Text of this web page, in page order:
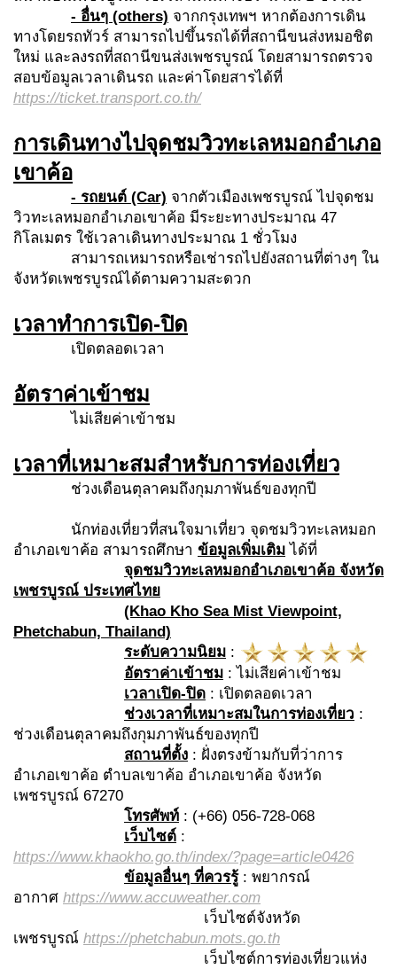
- อื่นๆ (others) จากกรุงเทพฯ หากต้องการเดิน
ทางโดยรถทัวร์ สามารถไปขึ้นรถได้ที่สถานีขนส่งหมอชิต
ใหม่ และลงรถที่สถานีขนส่งเพชรบูรณ์ โดยสามารถตรวจ
สอบข้อมูลเวลาเดินรถ และค่าโดยสารได้ที่
https://ticket.transport.co.th/
การเดินทางไปจุดชมวิวทะเลหมอกอำเภอ
เขาค้อ
- รถยนต์ (Car) จากตัวเมืองเพชรบูรณ์ ไปจุดชม
วิวทะเลหมอกอำเภอเขาค้อ มีระยะทางประมาณ 47
กิโลเมตร ใช้เวลาเดินทางประมาณ 1 ชั่วโมง
สามารถเหมารถหรือเช่ารถไปยังสถานที่ต่างๆ ใน
จังหวัดเพชรบูรณ์ได้ตามความสะดวก
เวลาทำการเปิด-ปิด
เปิดตลอดเวลา
อัตราค่าเข้าชม
ไม่เสียค่าเข้าชม
เวลาที่เหมาะสมสำหรับการท่องเที่ยว
ช่วงเดือนตุลาคมถึงกุมภาพันธ์ของทุกปี
นักท่องเที่ยวที่สนใจมาเที่ยว จุดชมวิวทะเลหมอก
อำเภอเขาค้อ สามารถศึกษา ข้อมูลเพิ่มเติม ได้ที่
จุดชมวิวทะเลหมอกอำเภอเขาค้อ จังหวัด
เพชรบูรณ์ ประเทศไทย
(Khao Kho Sea Mist Viewpoint,
Phetchabun, Thailand)
ระดับความนิยม :
อัตราค่าเข้าชม : ไม่เสียค่าเข้าชม
เวลาเปิด-ปิด : เปิดตลอดเวลา
ช่วงเวลาที่เหมาะสมในการท่องเที่ยว :
ช่วงเดือนตุลาคมถึงกุมภาพันธ์ของทุกปี
สถานที่ตั้ง : ฝั่งตรงข้ามกับที่ว่าการ
อำเภอเขาค้อ ตำบลเขาค้อ อำเภอเขาค้อ จังหวัด
เพชรบูรณ์ 67270
โทรศัพท์ : (+66) 056-728-068
เว็บไซต์ :
https://www.khaokho.go.th/index/?page=article0426
ข้อมูลอื่นๆ ที่ควรรู้: พยากรณ์
อากาศ https://www.accuweather.com
เว็บไซต์จังหวัด
เพชรบูรณ์ https://phetchabun.mots.go.th
เว็บไซต์การท่องเที่ยวแห่ง